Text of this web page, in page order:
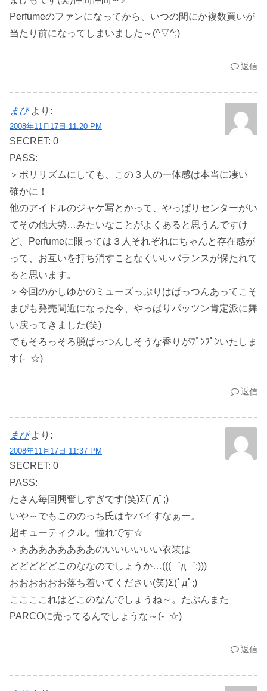
Perfumeのファンになってから、いつの間にか複数買いが
当たり前になってしまいました～(^▽^;)
返信
まぴ より:
2008年11月17日 11:20 PM
SECRET: 0
PASS:
＞ポリリズムにしても、この３人の一体感は本当に凄い
確かに！
他のアイドルのジャケ写とかって、やっぱりセンターがい
てその他大勢…みたいなことがよくあると思うんですけ
ど、Perfumeに限っては３人それぞれにちゃんと存在感が
って、お互いを打ち消すことなくいいバランスが保たれて
ると思います。
＞今回のかしゆかのミューズっぷりはぱっつんあってこそ
まぴも発売間近になった今、やっぱりパッツン肯定派に舞
い戻ってきました(笑)
でもそろっそろ脱ぱっつんしそうな香りがﾌﾟﾝﾌﾟﾝいたしま
す(-_☆)
返信
まぴ より:
2008年11月17日 11:37 PM
SECRET: 0
PASS:
たさん毎回興奮しすぎです(笑)Σ(ﾟдﾟ;)
いや～でもこののっち氏はヤバイすなぁー。
超キューティクル。憧れです☆
＞ああああああああのいいいいいい衣装は
どどどどどこのななのでしょうか…(((゜д゜;)))
おおおおおお落ち着いてください(笑)Σ(ﾟдﾟ;)
ここここれはどこのなんでしょうね～。たぶんまた
PARCOに売ってるんでしょうな～(-_☆)
返信